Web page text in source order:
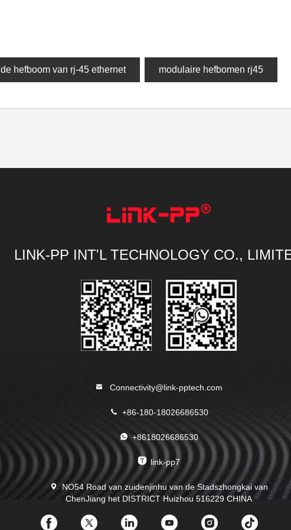
de hefboom van rj-45 ethernet modulaire hefbomen rj45
LINK-PP INT'L TECHNOLOGY CO.,
Connectivity@link-pptech.com
+86-180-18026686530
+8618026686530
link-pp7
NO54 Road van zuidenjinhu van de Stadszhongkai van
ChenJiang het DISTRICT Huizhou 516229 CHINA